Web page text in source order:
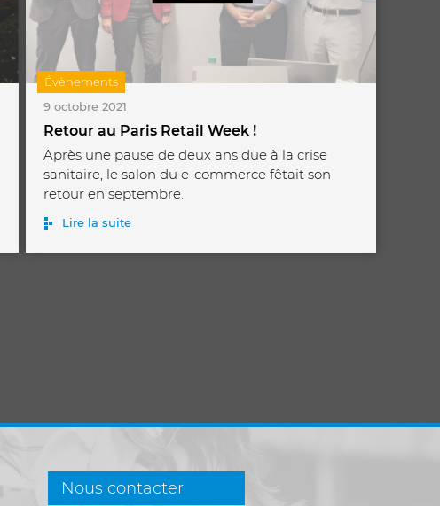
9 octobre 2021
Retour au Paris Retail Week !
Après une pause de deux ans due à la crise
sanitaire, le salon du e-commerce fêtait son
retour en septembre.
Lire la suite
Évènements
Nous contacter